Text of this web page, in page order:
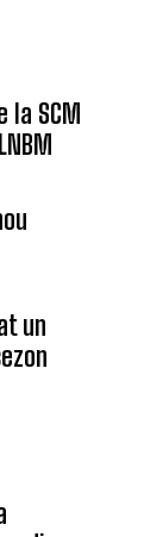
la SCM
un